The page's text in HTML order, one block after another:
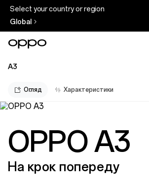
Select your country or region
Global
A3
Огляд Характеристики
OPPO A3
На крок попереду